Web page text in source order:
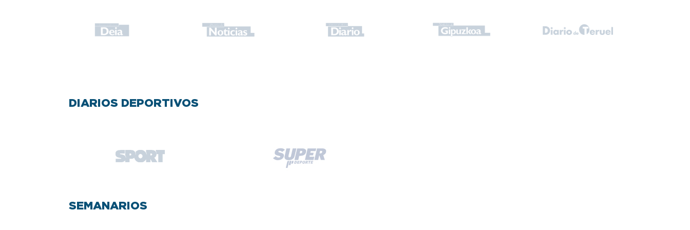
DIARIOS DEPORTIVOS
SEMANARIOS